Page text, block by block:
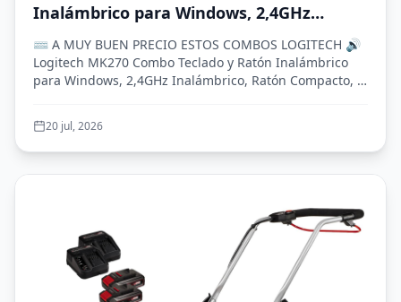
Inalámbrico para Windows, 2,4GHz
Inalámbrico, Ratón Compacto, 8 Teclas
Multimedia y de Acceso Directo, 2 años
de batería, PC, PC Portátil, QWERTY
⌨️ A MUY BUEN PRECIO ESTOS COMBOS LOGITECH 🔊
Logitech MK270 Combo Teclado y Ratón Inalámbrico
para Windows, 2,4GHz Inalámbrico, Ratón Compacto, 8
20 jul, 2026